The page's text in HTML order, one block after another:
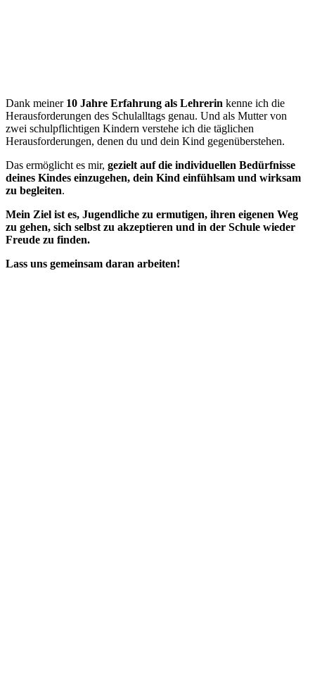
Dank meiner 10 Jahre Erfahrung als Lehrerin kenne ich die
Herausforderungen des Schulalltags genau. Und als Mutter von
zwei schulpflichtigen Kindern verstehe ich die täglichen
Herausforderungen, denen du und dein Kind gegenüberstehen.
Das ermöglicht es mir, gezielt auf die individuellen Bedürfnisse
deines Kindes einzugehen, dein Kind einfühlsam und wirksam
zu begleiten.
Mein Ziel ist es, Jugendliche zu ermutigen, ihren eigenen Weg
zu gehen, sich selbst zu akzeptieren und in der Schule wieder
Freude zu finden.
Lass uns gemeinsam daran arbeiten!